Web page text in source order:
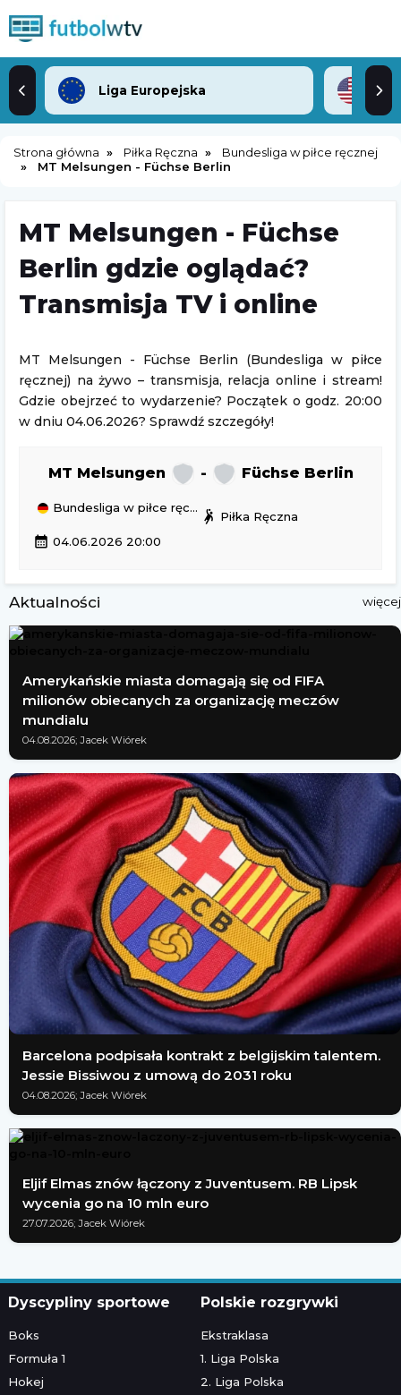
Liga Europejska
Strona główna Piłka Ręczna
Bundesliga w piłce ręcznej
MT Melsungen - Füchse Berlin
MT Melsungen - Füchse
Berlin gdzie oglądać?
Transmisja TV i online
MT Melsungen - Füchse Berlin (Bundesliga w piłce
ręcznej) na żywo – transmisja, relacja online i stream!
Gdzie obejrzeć to wydarzenie? Początek o godz. 20:00
w dniu 04.06.2026? Sprawdź szczegóły!
MT Melsungen - Füchse Berlin
Bundesliga w piłce ręcznej
sports_handball Piłka Ręczna
calendar_month 04.06.2026 20:00
Aktualności więcej
Amerykańskie miasta domagają się od FIFA
milionów obiecanych za organizację meczów
mundialu
04.08.2026; Jacek Wiórek
Barcelona podpisała kontrakt z belgijskim talentem.
Jessie Bissiwou z umową do 2031 roku
04.08.2026; Jacek Wiórek
Eljif Elmas znów łączony z Juventusem. RB Lipsk
wycenia go na 10 mln euro
27.07.2026; Jacek Wiórek
Dyscypliny sportowe
Boks
Formuła 1
Hokej
Polskie rozgrywki
Ekstraklasa
1. Liga Polska
2. Liga Polska